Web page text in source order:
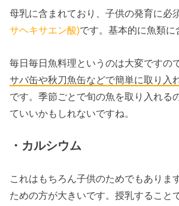
母乳に含まれており、子供の発育に必
サヘキサエン酸)です。基本的に魚類に
毎日毎日魚料理というのは大変ですの
サバ缶や秋刀魚缶などで簡単に取り入
です。季節ごとで旬の魚を取り入れる
ていいかもしれないですね。
・カルシウム
これはもちろん子供のためでもありま
ための方が大きいです。授乳すること